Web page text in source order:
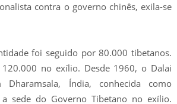
contra o governo chinês, exila-se
foi seguido por 80.000 tibetanos.
no exílio. Desde 1960, o Dalai
Dharamsala, Índia, conhecida como
a sede do Governo Tibetano no exílio.